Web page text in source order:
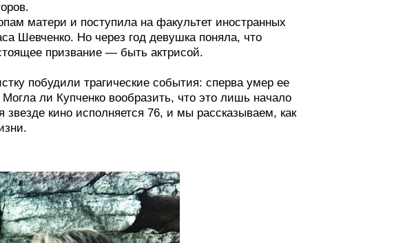
матери и поступила на факультет иностранных
Шевченко. Но через год девушка поняла, что
призвание — быть актрисой.
побудили трагические события: сперва умер ее
ли Купченко вообразить, что это лишь начало
кино исполняется 76, и мы рассказываем, как